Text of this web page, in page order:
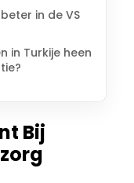
in de VS
in Turkije heen
Bij